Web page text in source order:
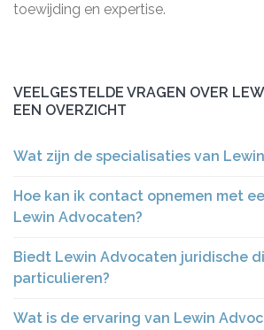
toewijding en expertise.
VEELGESTELDE VRAGEN OVER
EEN OVERZICHT
Wat zijn de specialisaties van
Hoe kan ik contact opnemen met
Lewin Advocaten?
Biedt Lewin Advocaten juridische
particulieren?
Wat is de ervaring van Lewin